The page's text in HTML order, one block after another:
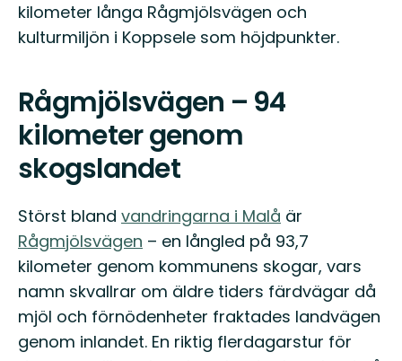
kilometer långa Rågmjölsvägen och
kulturmiljön i Koppsele som höjdpunkter.
Rågmjölsvägen – 94
kilometer genom
skogslandet
Störst bland vandringarna i Malå är
Rågmjölsvägen – en långled på 93,7
kilometer genom kommunens skogar, vars
namn skvallrar om äldre tiders färdvägar då
mjöl och förnödenheter fraktades landvägen
genom inlandet. En riktig flerdagarstur för